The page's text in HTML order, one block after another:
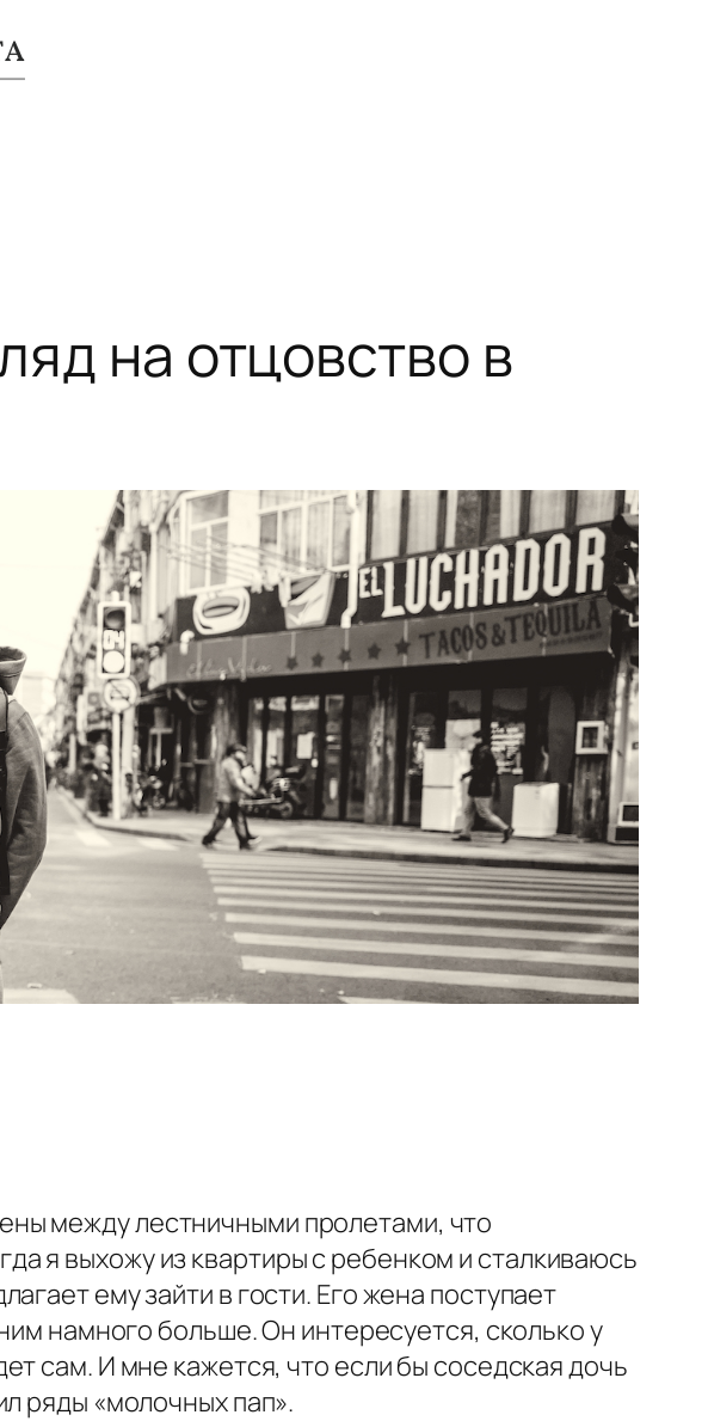
на отцовство в
между лестничными пролетами, что
я выхожу из квартиры с ребенком и сталкиваюсь
ему зайти в гости. Его жена поступает
намного больше. Он интересуется, сколько у
сам. И мне кажется, что если бы соседская дочь
ряды «молочных пап».